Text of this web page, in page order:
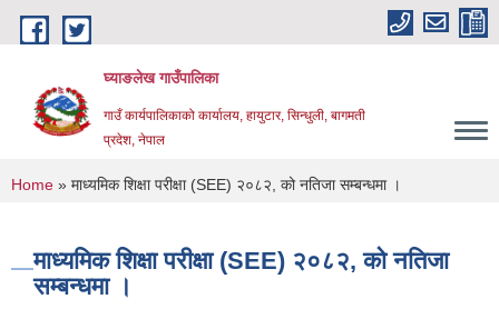
Skip to main content
घ्याङलेख गाउँपालिका
गाउँ कार्यपालिकाको कार्यालय, हायुटार, सिन्धुली, बागमती
प्रदेश, नेपाल
You are here
Home » माध्यमिक शिक्षा परीक्षा (SEE) २०८२, को नतिजा सम्बन्धमा ।
माध्यमिक शिक्षा परीक्षा (SEE) २०८२, को नतिजा
सम्बन्धमा ।